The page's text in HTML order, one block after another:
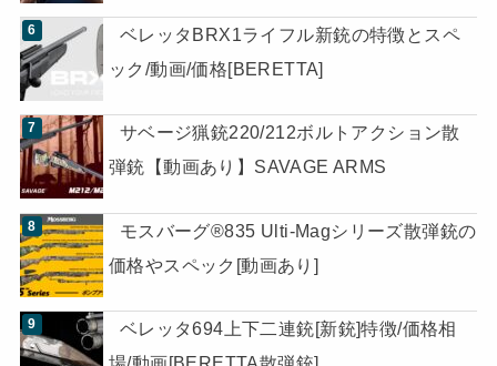
ベレッタBRX1ライフル新銃の特徴とスペ
ック/動画/価格[BERETTA]
サベージ猟銃220/212ボルトアクション散
弾銃【動画あり】SAVAGE ARMS
モスバーグ®835 Ulti-Magシリーズ散弾銃の
価格やスペック[動画あり]
ベレッタ694上下二連銃[新銃]特徴/価格相